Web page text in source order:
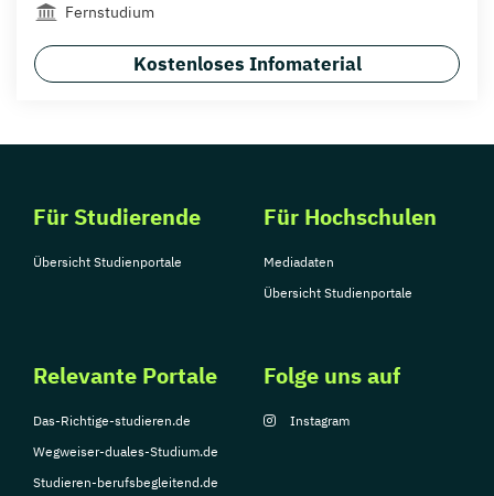
Fernstudium
Kostenloses Infomaterial
Für Studierende
Übersicht Studienportale
Für Hochschulen
Mediadaten
Übersicht Studienportale
Relevante Portale
Das-Richtige-studieren.de
Wegweiser-duales-Studium.de
Studieren-berufsbegleitend.de
Folge uns auf
Instagram